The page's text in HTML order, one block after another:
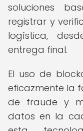
soluciones
registrar y
logística,
entrega final.
El uso de
eficazmente la
de fraude y
datos en la